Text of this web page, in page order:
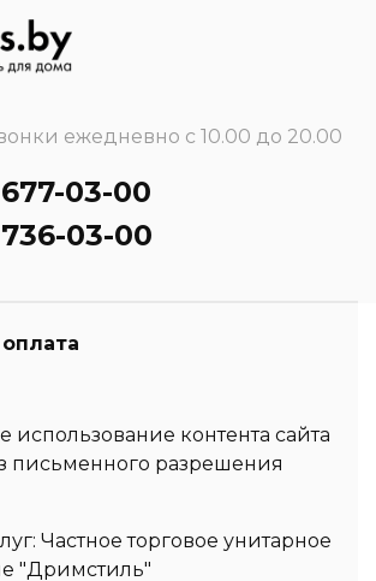
ежедневно с 10.00 до 20.00
03-00
03-00
использование контента сайта
письменного разрешения
Частное торговое унитарное
"Дримстиль"